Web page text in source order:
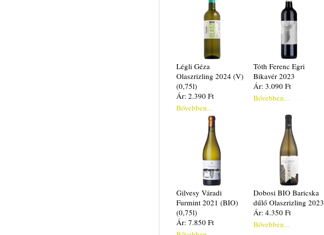
Légli Géza
Olaszrizling 2024 (V)
(0,75l)
Ár: 2.390 Ft
Bővebben...
Tóth Ferenc Egri
Bikavér 2023
Ár: 3.090 Ft
Bővebben...
Gilvesy Váradi
Furmint 2021 (BIO)
(0,75l)
Ár: 7.850 Ft
Dobosi BIO Baricska
dűlő Olaszrizling 2023
Ár: 4.350 Ft
Bővebben...